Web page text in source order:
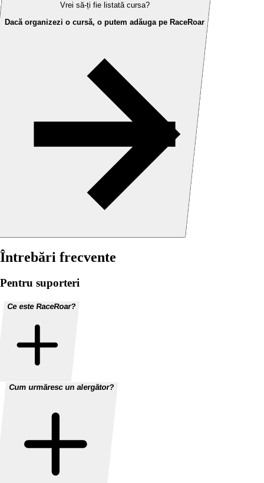
Vrei să-ți fie listată cursa?
Dacă organizezi o cursă, o putem adăuga pe RaceRoar
Întrebări frecvente
Pentru suporteri
Ce este RaceRoar?
Cum urmăresc un alergător?